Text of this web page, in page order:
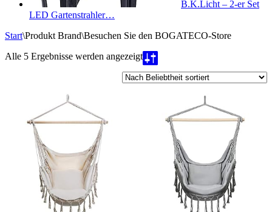
B.K.Licht – 2-er Set
LED Gartenstrahler…
Start\Produkt Brand\Besuchen Sie den BOGATECO-Store
Alle 5 Ergebnisse werden angezeigtNach
Beliebtheit
sortiert